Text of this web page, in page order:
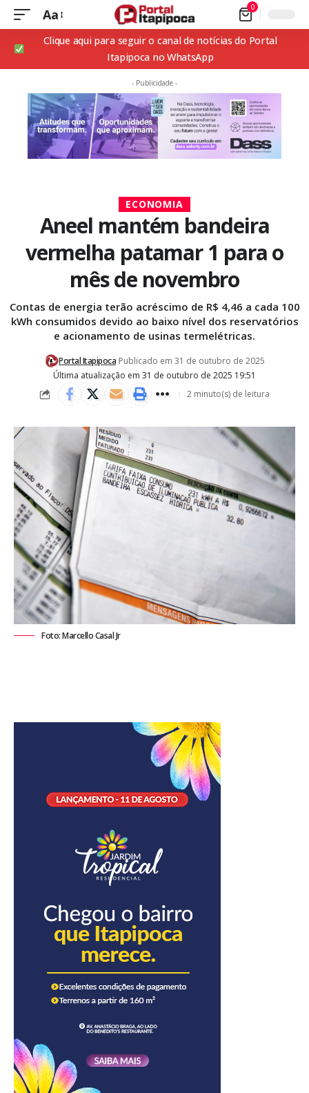
Aa 0
Clique aqui para seguir o canal de notícias do Portal
Itapipoca no WhatsApp
- Publicidade -
ECONOMIA
Aneel mantém bandeira
vermelha patamar 1 para o
mês de novembro
Contas de energia terão acréscimo de R$ 4,46 a cada 100
kWh consumidos devido ao baixo nível dos reservatórios
e acionamento de usinas termelétricas.
Última atualização em 31 de outubro de 2025 19:51
Portal Itapipoca Publicado em 31 de outubro de 2025
2 minuto(s) de leitura
Foto: Marcello Casal Jr